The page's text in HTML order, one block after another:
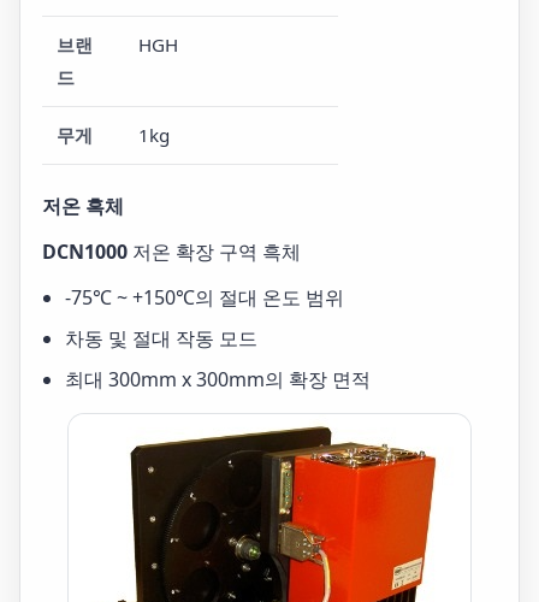
브랜
드
HGH
무게 1kg
저온 흑체
DCN1000 저온 확장 구역 흑체
-75℃ ~ +150℃의 절대 온도 범위
차동 및 절대 작동 모드
최대 300mm x 300mm의 확장 면적